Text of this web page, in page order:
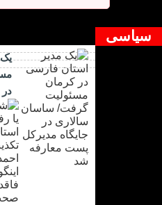
سیاسی